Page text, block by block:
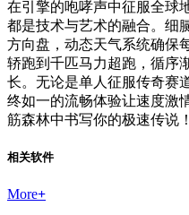
在引擎的咆哮声中征服全球
都是技术与艺术的融合。细
方向盘，动态天气系统确保
轿跑到千匹马力超跑，循序
长。无论是单人征服传奇赛
终如一的流畅体验让速度激
筋森林中书写你的极速传说！
相关软件
More+